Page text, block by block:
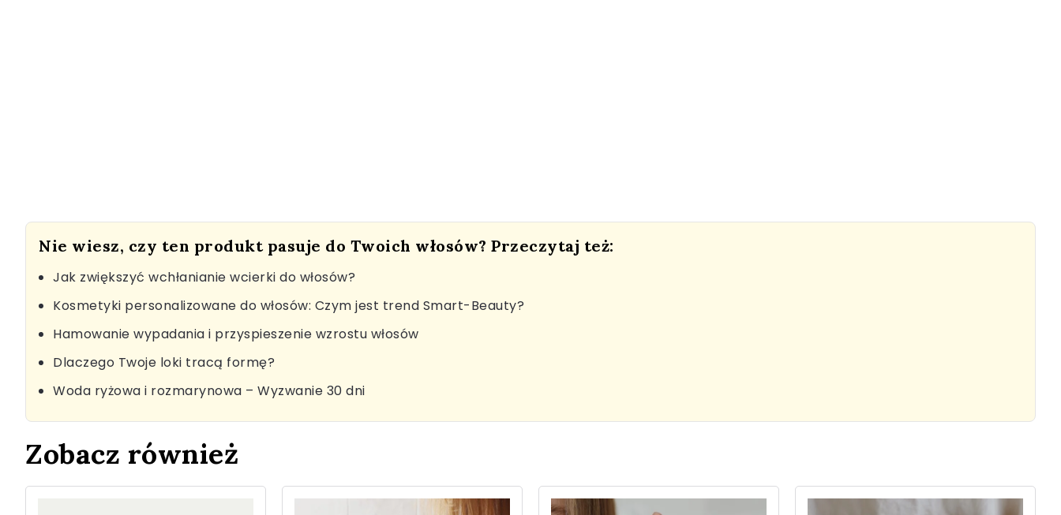
Nie wiesz, czy ten produkt pasuje do Twoich włosów? Przeczytaj też:
Jak zwiększyć wchłanianie wcierki do włosów?
Kosmetyki personalizowane do włosów: Czym jest trend Smart-Beauty?
Hamowanie wypadania i przyspieszenie wzrostu włosów
Dlaczego Twoje loki tracą formę?
Woda ryżowa i rozmarynowa – Wyzwanie 30 dni
Zobacz również